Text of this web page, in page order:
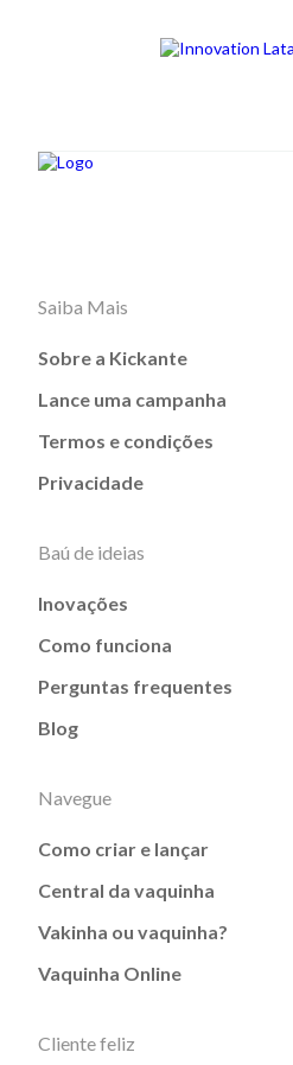
Saiba Mais
Sobre a Kickante
Lance uma campanha
Termos e condições
Privacidade
Baú de ideias
Inovações
Como funciona
Perguntas frequentes
Blog
Navegue
Como criar e lançar
Central da vaquinha
Vakinha ou vaquinha?
Vaquinha Online
Cliente feliz